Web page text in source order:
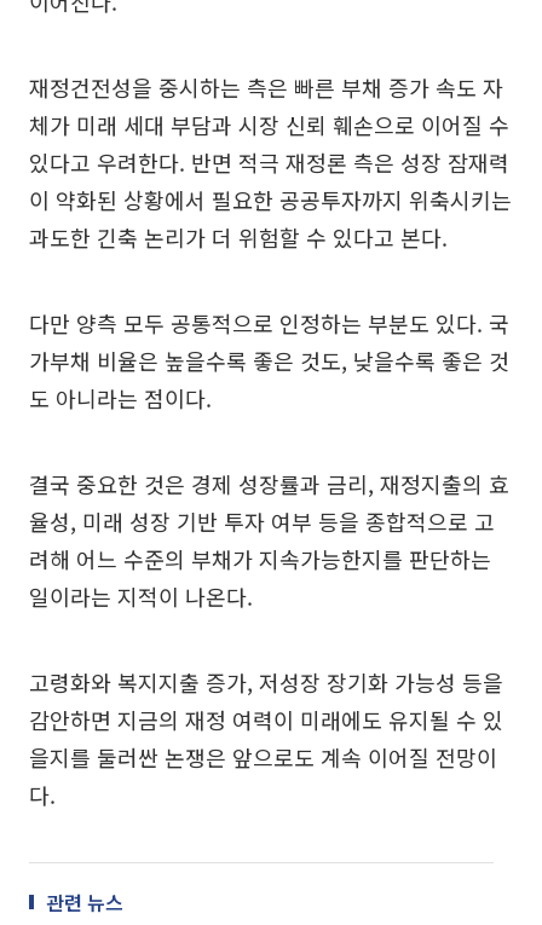
재정건전성을 중시하는 측은 빠른 부채 증가 속도 자
체가 미래 세대 부담과 시장 신뢰 훼손으로 이어질 수
있다고 우려한다. 반면 적극 재정론 측은 성장 잠재력
이 약화된 상황에서 필요한 공공투자까지 위축시키는
과도한 긴축 논리가 더 위험할 수 있다고 본다.
다만 양측 모두 공통적으로 인정하는 부분도 있다. 국
가부채 비율은 높을수록 좋은 것도, 낮을수록 좋은 것
도 아니라는 점이다.
결국 중요한 것은 경제 성장률과 금리, 재정지출의 효
율성, 미래 성장 기반 투자 여부 등을 종합적으로 고
려해 어느 수준의 부채가 지속가능한지를 판단하는
일이라는 지적이 나온다.
고령화와 복지지출 증가, 저성장 장기화 가능성 등을
감안하면 지금의 재정 여력이 미래에도 유지될 수 있
을지를 둘러싼 논쟁은 앞으로도 계속 이어질 전망이
다.
관련 뉴스